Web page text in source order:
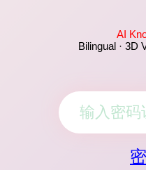
AI
Bilingual · 3D